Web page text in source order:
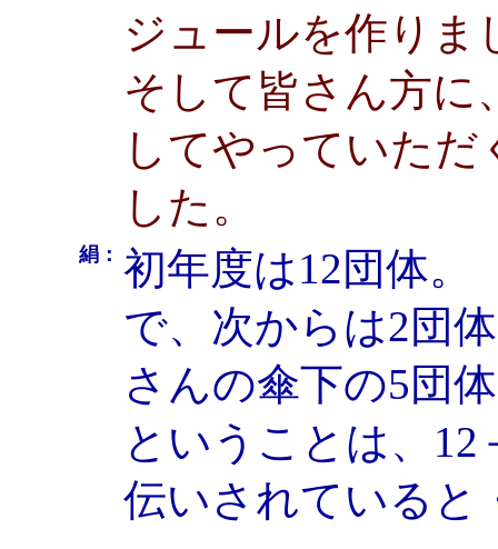
ジュールを作りま
そして皆さん方に
してやっていた
した。
絹： 初年度は12団体。
で、次からは2団
さんの傘下の5団
ということは、12
伝いされていると